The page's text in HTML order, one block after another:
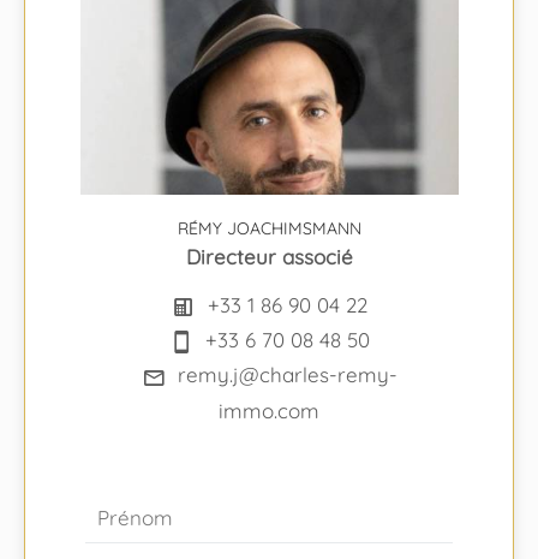
RÉMY JOACHIMSMANN
Directeur associé
+33 1 86 90 04 22
+33 6 70 08 48 50
remy.j@charles-remy-
immo.com